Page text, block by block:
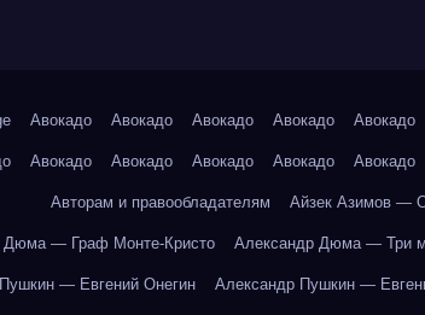
Авокадо Авокадо Авокадо Авокадо Авокадо
Авокадо Авокадо Авокадо Авокадо Авокадо
Авторам и правообладателям Айзек Азимов —
Дюма — Граф Монте-Кристо Александр Дюма — Три
— Евгений Онегин Александр Пушкин —